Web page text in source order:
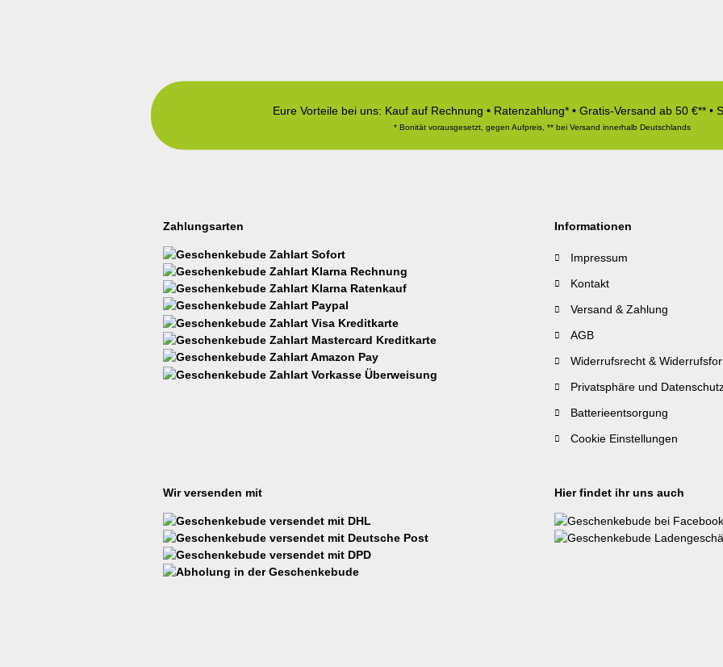
Eure Vorteile bei uns: Kauf auf Rechnung • Ratenzahlung* • Gratis-Versand ab 50 €** •
* Bonität vorausgesetzt, gegen Aufpreis, ** bei Versand innerhalb Deutschlands
Zahlungsarten Informationen
Impressum
Kontakt
Versand & Zahlung
AGB
Widerrufsrecht &
Privatsphäre und
Batterieentsorgung
Cookie Einstellungen
Wir versenden mit Hier findet ihr uns auch